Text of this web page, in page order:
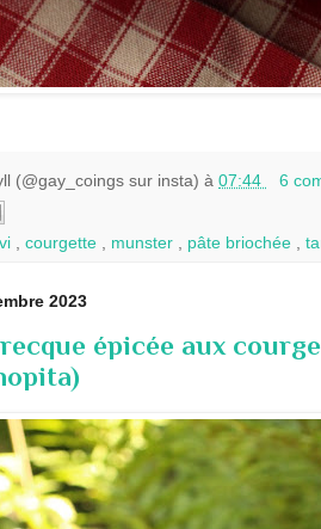
(@gay_coings sur insta) à 07:44 6
courgette munster pâte briochée
2023
épicée aux